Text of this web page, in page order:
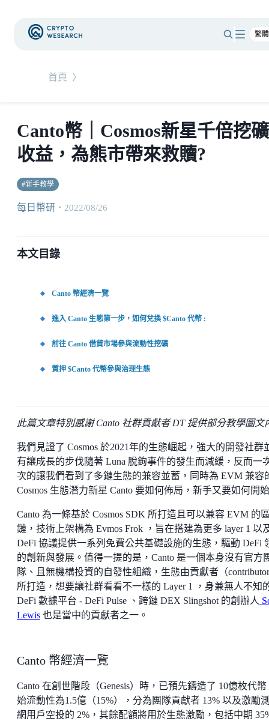
首頁 〉
Canto幣｜Cosmos新星千倍挖礦
收益，為熊市帶來救贖?
#新手教學
每日幣研 ・ 2022/08/26
本文目錄
Canto 幣經濟一覽
進入 Canto 生態第一步，如何兌換 $Canto 代幣 :
前往 Canto 借貸市場參與流動性挖礦
質押 $Canto 代幣參與治理生態
此篇文章特別感謝 Canto 社群貢獻者 DT 提供部分教學圖文
我們見證了 Cosmos 於2021年的生態崛起，強大的開發社群
有讓成長的步伐隨著 Luna 脫鉤事件的發生而減緩，反而一
次的讓我們看到了多鏈生態的兼容並蓄，同時為 EVM 兼容
Cosmos 生態潛力新星 Canto 要如何佈局，新手又要如何開
Canto 為一條基於 Cosmos SDK 所打造且可以兼容 EVM 的
鏈，技術上架構為 Evmos Frok ，旨在搭建為更多 layer 1 以
DeFi 協議提供一系列免費公共基礎設施的生態，驅動 DeFi
的創新與發展。值得一提的是，Canto 是一個本身沒有官方
隊、且無機構投資的自發性組織，生態由貢獻者（
所打造，想要讓社群看看不一樣的 Layer 1 ，身兼無人不知
DeFi 數據平台 - DeFi Pulse 、跨鏈 DEX Slingshot 的創辦人
Lewis 也是當中的貢獻者之一。
Canto 幣經濟一覽
Canto 在創世階段（Genesis）時，已預先鑄造了 10億枚代
始流動性為1.5億（15%），分為團隊貢獻者 13% 以及激勵
網用戶空投的 2%，其餘配額將用於生態激勵，包括中期